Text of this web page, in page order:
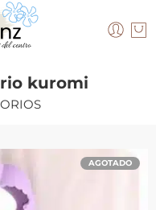
kuromi
AGOTADO